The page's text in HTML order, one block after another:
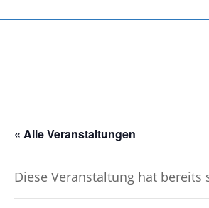
« Alle Veranstaltungen
Diese Veranstaltung hat bereits